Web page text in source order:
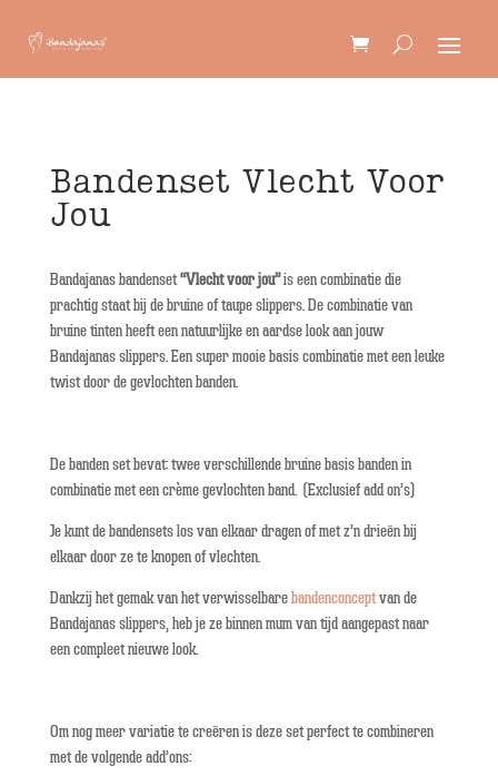
Bandenset Vlecht Voor
Jou
Bandajanas bandenset“Vlecht voor jou”is een combinatie die
prachtig staat bij de bruine of taupe slippers. De combinatie van
bruine tinten heeft een natuurlijke en aardse look aan jouw
Bandajanas slippers. Een super mooie basis combinatie met een leuke
twist door de gevlochten banden.
De banden set bevat: twee verschillende bruine basis banden in
combinatie met een crème gevlochten band. (Exclusief add on’s)
Je kunt de bandensets los van elkaar dragen of met z’n drieën bij
elkaar door ze te knopen of vlechten.
Dankzij het gemak van het verwisselbarebandenconceptvan de
Bandajanas slippers, heb je ze binnen mum van tijd aangepast naar
een compleet nieuwe look.
Om nog meer variatie te creëren is deze set perfect te combineren
met de volgende add’ons: